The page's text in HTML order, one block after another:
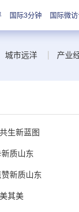
国际3分钟 国际微
城市远洋 产业
生新蓝图
质山东
新质山东
其美